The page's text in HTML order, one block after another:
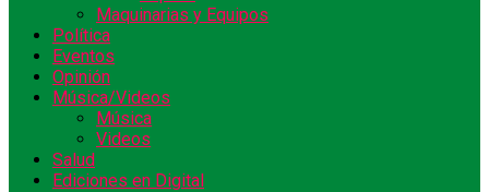
Maquinarias y Equipos
Política
Eventos
Opinión
Música/Videos
Música
Videos
Salud
Ediciones en Digital